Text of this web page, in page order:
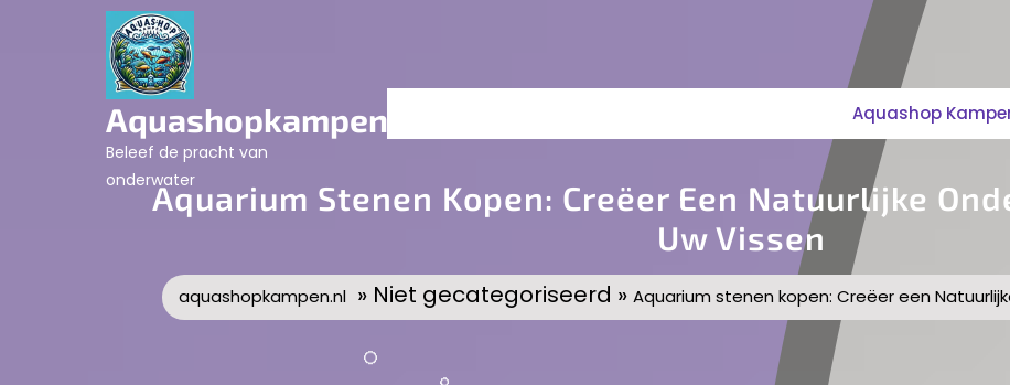
Aquashopkampen.nl
Beleef de pracht van
onderwater
Aquashop
Aquarium Stenen Kopen: Creëer Een Natuurlijke
Uw Vissen
aquashopkampen.nl » Niet gecategoriseerd » Aquarium stenen kopen: Creëer een